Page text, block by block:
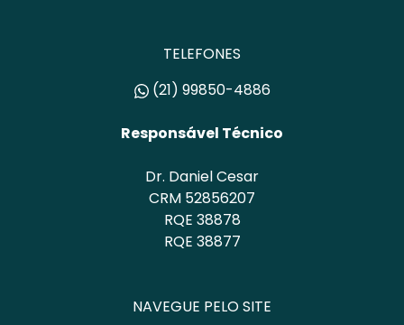
TELEFONES
(21) 99850-4886
Responsável Técnico
Dr. Daniel Cesar
CRM 52856207
RQE 38878
RQE 38877
NAVEGUE PELO SITE